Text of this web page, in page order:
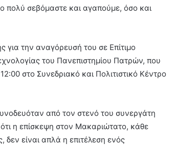
πολύ σεβόμαστε και αγαπούμε, όσο και
την αναγόρευσή του σε Επίτιμο
του Πανεπιστημίου Πατρών, που
στο Συνεδριακό και Πολιτιστικό Κέντρο
από τον στενό του συνεργάτη
η επίσκεψη στον Μακαριώτατο, κάθε
είναι απλά η επιτέλεση ενός